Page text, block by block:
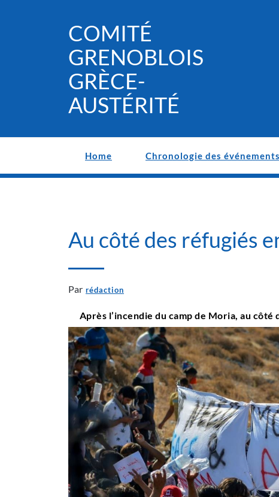
COMITÉ
GRENOBLOIS
GRÈCE-
AUSTÉRITÉ
Home Chronologie des événements
Au côté des réfugiés
Par rédaction
Après l’incendie du camp de Moria, au côté